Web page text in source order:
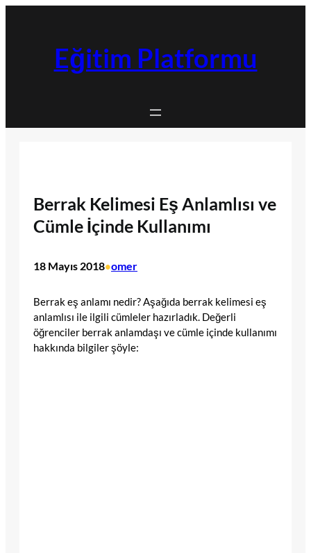
Eğitim Platformu
Berrak Kelimesi Eş Anlamlısı ve
Cümle İçinde Kullanımı
18 Mayıs 2018•omer
Berrak eş anlamı nedir? Aşağıda berrak kelimesi eş
anlamlısı ile ilgili cümleler hazırladık. Değerli
öğrenciler berrak anlamdaşı ve cümle içinde kullanımı
hakkında bilgiler şöyle: